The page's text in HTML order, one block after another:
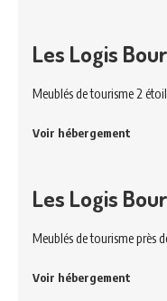
Les Logis
Meublés de tourisme 2
Voir hébergement
Les Logis
Meublés de tourisme près
Voir hébergement